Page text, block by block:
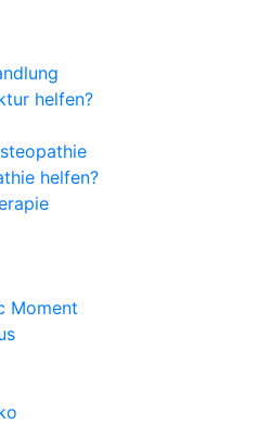
helfen?
helfen?
Moment